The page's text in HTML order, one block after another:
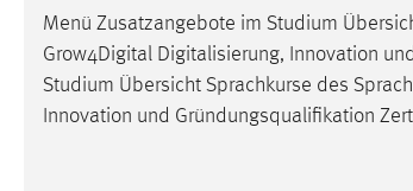
Menü Zusatzangebote im Studium
Grow4Digital Digitalisierung, Innovation
Studium Übersicht Sprachkurse des
Innovation und Gründungsqualifikation
STATISTIK
Statistik Cookies erfassen Informationen
Diese Informationen helfen uns zu